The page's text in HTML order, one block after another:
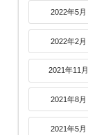
2022年5月
2022年2月
2021年11月
2021年8月
2021年5月